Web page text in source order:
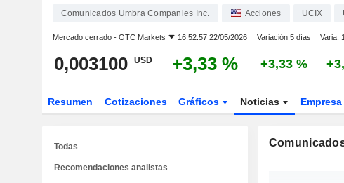
Comunicados Umbra Companies Inc. Acciones UCIX
Mercado cerrado - OTC Markets 16:52:57 22/05/2026 Variación 5 días Varia.
0,003100 USD +3,33 % +3,33 %
Resumen Cotizaciones Gráficos Noticias Empresa
Todas
Recomendaciones analistas